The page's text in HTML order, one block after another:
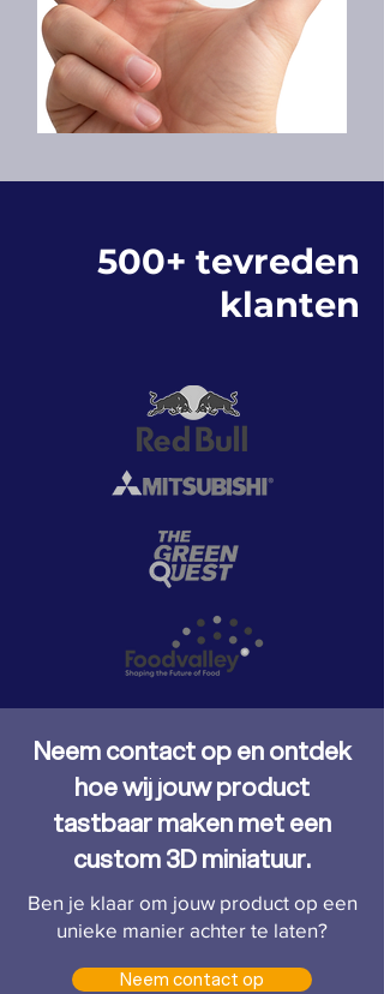
500+ tevreden
klanten
Neem contact op en ontdek
hoe wij jouw product
tastbaar maken met een
custom 3D miniatuur.
Ben je klaar om jouw product op een
unieke manier achter te laten?
Neem contact op